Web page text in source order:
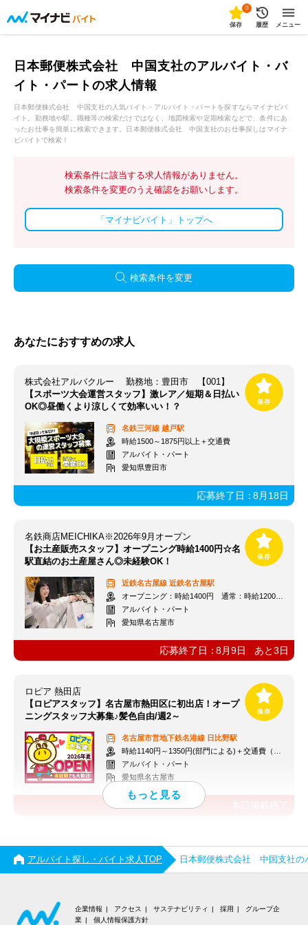
0
保存 履歴 メニュー
日本郵便株式会社 中国支社のアルバイト・バ
イト・パートの求人情報
日本郵便株式会社 中国支社の人気バイト・アルバイト・パートを探すならマイナビバ
イト。勤務地や駅、職種等の検索だけではなく、地図検索や定期検索などで、条件にあ
ったお仕事を簡単に検索できます。日本郵便株式会社 中国支社のお仕事探しはマイナ
ビバイトで検索！
検索条件に該当する求人情報がありません。
検索条件を変更のうえ確認をお願いします。
「マイナビバイト」トップへ
検索条件を変更
あなたにおすすめの求人
株式会社アルバクルー 勤務地：豊田市 【001】
【スポーツ大会運営スタッフ】激レア／短期＆日払い
OK◎昼働くより涼しくて効率いい！？
名鉄三河線 越戸駅
時給1500～1875円以上＋交通費
アルバイト・パート
愛知県豊田市
応募終了日：8月18日
名鉄商店MEICHIKA※2026年9月オープン
【お土産販売スタッフ】オープニング時給1400円☆名
駅直結のお土産屋さん◎未経験OK！
近鉄名古屋線 近鉄名古屋駅
オープニング：時給1400円 通常：時給1200円～＋交通費全額支給
アルバイト・パート
愛知県名古屋市
応募終了日：8月9日 あと3日
ロピア 熱田店
【ロピアスタッフ】名古屋市熱田区に初出店！オープ
ニングスタッフ大募集♪髪色自由/週2～
名古屋市営地下鉄名港線 日比野駅
時給1140円～1350円(部門による)＋交通費（社内規定）
アルバイト・パート
愛知県名古屋市
アルバイト探し・バイト求人TOP 日本郵便株式会社 中国支社の
企業情報 アクセス サステナビリティ 採用
グループ企
業
個人情報保護方針